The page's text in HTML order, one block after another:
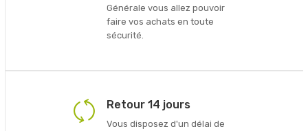
Générale vous allez pouvoir
faire vos achats en toute
sécurité.
Retour 14 jours
Vous disposez d'un délai de